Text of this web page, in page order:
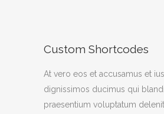
Custom Shortcodes
At vero eos et accusamus et
dignissimos ducimus qui
praesentium voluptatum